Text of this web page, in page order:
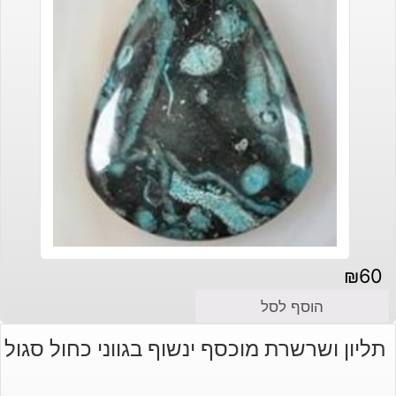
₪60
הוסף לסל
תליון ושרשרת מוכסף ינשוף בגווני כחול סגול